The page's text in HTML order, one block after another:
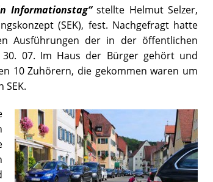
Informationstag“stellte Helmut Selzer,
(SEK), fest. Nachgefragt hatte
Ausführungen der in der öffentlichen
30. 07. Im Haus der Bürger gehört und
10 Zuhörern, die gekommen waren um
SEK.